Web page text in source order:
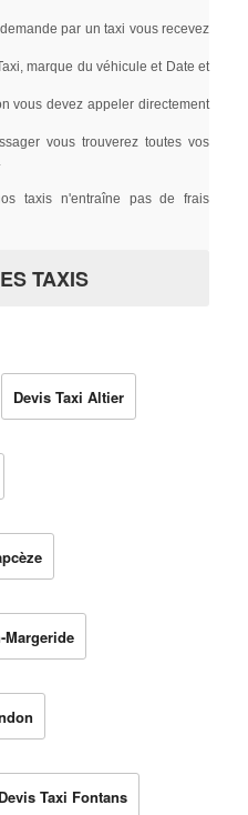
par un taxi vous recevez
marque du véhicule et Date et
devez appeler directement
vous trouverez toutes vos
n'entraîne pas de frais
TAXIS
Devis Taxi Altier
Margeride
Devis Taxi Fontans